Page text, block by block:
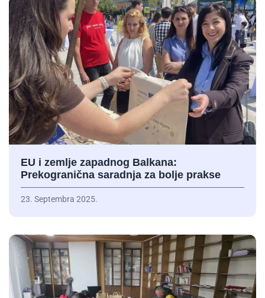
EU i zemlje zapadnog Balkana:
Prekogranična saradnja za bolje prakse
23. Septembra 2025.